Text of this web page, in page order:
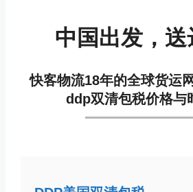
中国出发，送
快客物流18年的全球货运
ddp双清包税价格与